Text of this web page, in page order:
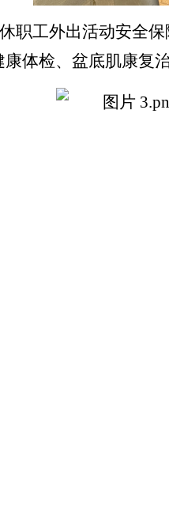
职工外出活动安全
康体检、盆底肌康复